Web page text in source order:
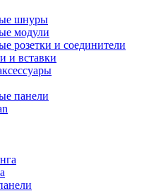
шнуры
модули
розетки и соединители
и вставки
панели